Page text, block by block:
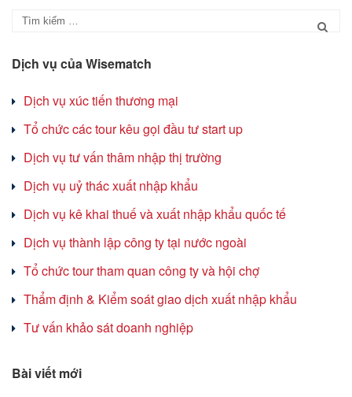
Dịch vụ của Wisematch
Dịch vụ xúc tiến thương mại
Tổ chức các tour kêu gọi đầu tư start up
Dịch vụ tư vấn thâm nhập thị trường
Dịch vụ uỷ thác xuất nhập khẩu
Dịch vụ kê khai thuế và xuất nhập khẩu quốc tế
Dịch vụ thành lập công ty tại nước ngoài
Tổ chức tour tham quan công ty và hội chợ
Thẩm định & Kiểm soát giao dịch xuất nhập khẩu
Tư vấn khảo sát doanh nghiệp
Bài viết mới